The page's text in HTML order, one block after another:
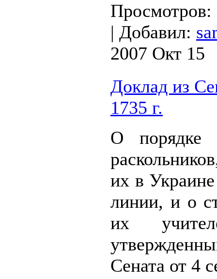
Просмотров:
| Добавил:
2007 Окт 15
Доклад из
1735 г.
О порядке
их в
линии, и о
их
Сената от 4